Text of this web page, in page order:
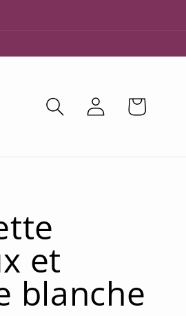
et
blanche